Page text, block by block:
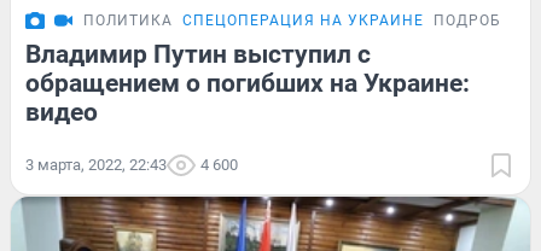
ПОЛИТИКА СПЕЦОПЕРАЦИЯ НА УКРАИНЕ
Владимир Путин выступил с
обращением о погибших на Украине:
видео
3 марта, 2022, 22:43 4 600